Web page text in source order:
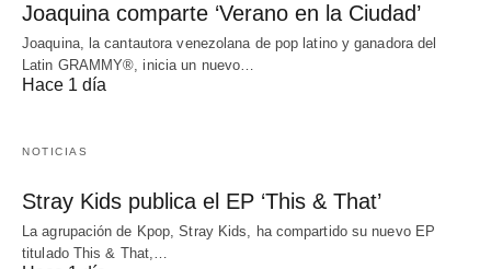
Joaquina comparte ‘Verano en la Ciudad’
Joaquina, la cantautora venezolana de pop latino y ganadora del
Latin GRAMMY®, inicia un nuevo…
Hace 1 día
NOTICIAS
Stray Kids publica el EP ‘This & That’
La agrupación de Kpop, Stray Kids, ha compartido su nuevo EP
titulado This & That,…